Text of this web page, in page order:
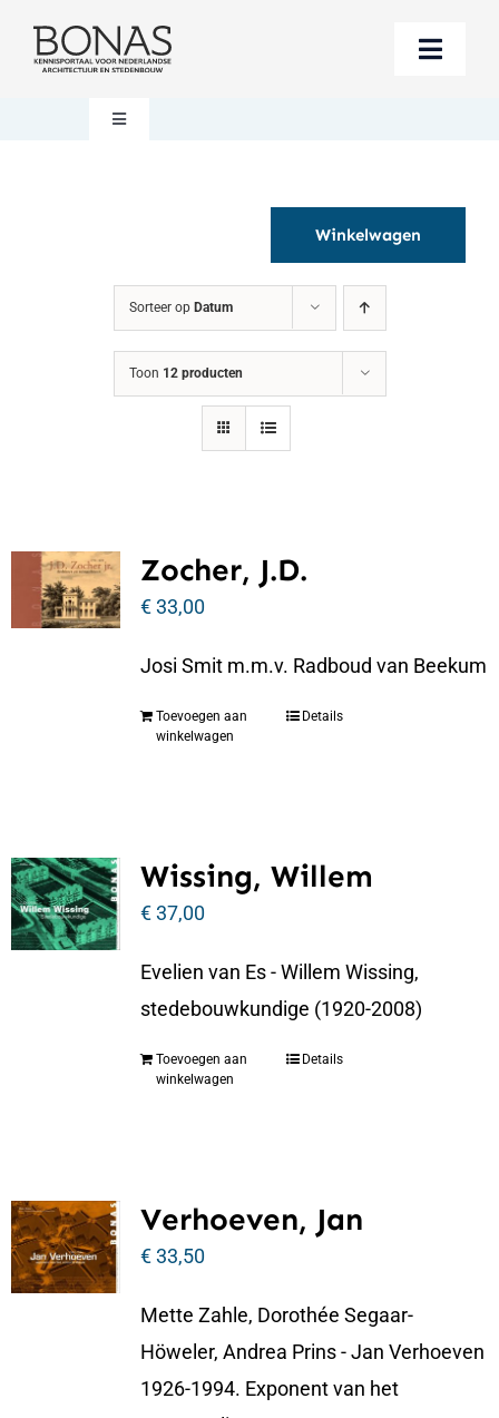
naar
Toggle
Berichten
Steun BONAS
Toggle
Winkelwagen
Sorteer op Datum
Toon 12 producten
Zocher, J.D.
€33,00
Josi Smit m.m.v. Radboud van Beekum
Toevoegen aan
winkelwagen
Details
Wissing, Willem
€37,00
Evelien van Es - Willem Wissing,
stedebouwkundige (1920-2008)
Toevoegen aan
winkelwagen
Details
Verhoeven, Jan
€33,50
Mette Zahle, Dorothée Segaar-
Höweler, Andrea Prins - Jan Verhoeven
1926-1994. Exponent van het